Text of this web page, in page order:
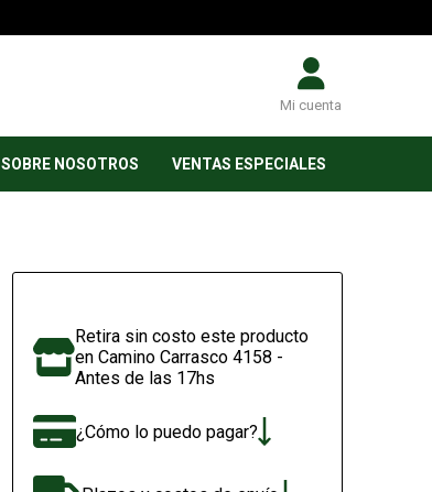
Mi cuenta
SOBRE NOSOTROS VENTAS ESPECIALES
Retira sin costo este producto
en Camino Carrasco 4158 -
Antes de las 17hs
¿Cómo lo puedo pagar?